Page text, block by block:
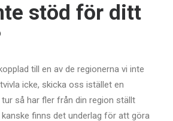
stöd för ditt
till en av de regionerna vi inte
icke, skicka oss istället en
så har fler från din region ställt
finns det underlag för att göra